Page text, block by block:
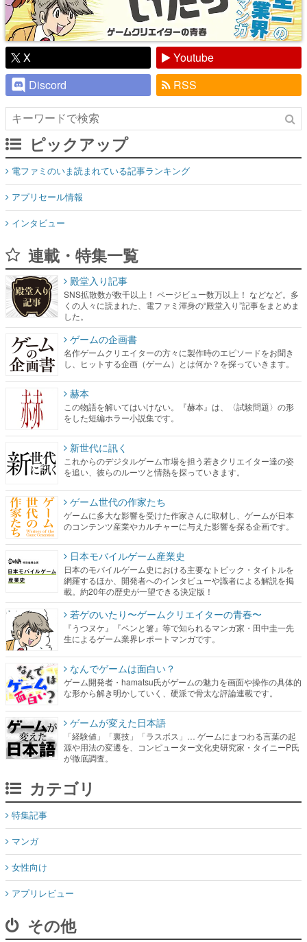
X
Youtube
Discord
RSS
ピックアップ
電ファミのいま読まれている記事ランキング
アプリセール情報
インタビュー
連載・特集一覧
殿堂入り記事
SNS拡散数が数千以上！ ページビュー数万以上！ などなど。多
くの人々に読まれた、電ファミ渾身の“殿堂入り”記事をまとめま
した。
ゲームの企画書
名作ゲームクリエイターの方々に製作時のエピソードをお聞き
し、ヒットする企画（ゲーム）とは何か？を探っていきます。
赫本
この物語を解いてはいけない。『赫本』は、〈試験問題〉の形
をした短編ホラー小説集です。
新世代に訊く
これからのデジタルゲーム市場を担う若きクリエイター達の姿
を追い、彼らのルーツと情熱を探っていきます。
ゲーム世代の作家たち
ゲームに多大な影響を受けた作家さんに取材し、ゲームが日本
のコンテンツ産業やカルチャーに与えた影響を探る企画です。
日本モバイルゲーム産業史
日本のモバイルゲーム史における主要なトピック・タイトルを
網羅するほか、開発者へのインタビューや識者による解説を掲
載。約20年の歴史が一望できる決定版！
若ゲのいたり〜ゲームクリエイターの青春〜
『うつヌケ』『ペンと箸』等で知られるマンガ家・田中圭一先
生によるゲーム業界レポートマンガです。
なんでゲームは面白い？
ゲーム開発者・hamatsu氏がゲームの魅力を画面や操作の具体的
な形から解き明かしていく、硬派で骨太な評論連載です。
ゲームが変えた日本語
「経験値」「裏技」「ラスボス」… ゲームにまつわる言葉の起
源や用法の変遷を、コンピューター文化史研究家・タイニーP氏
が徹底調査。
カテゴリ
特集記事
マンガ
女性向け
アプリレビュー
その他